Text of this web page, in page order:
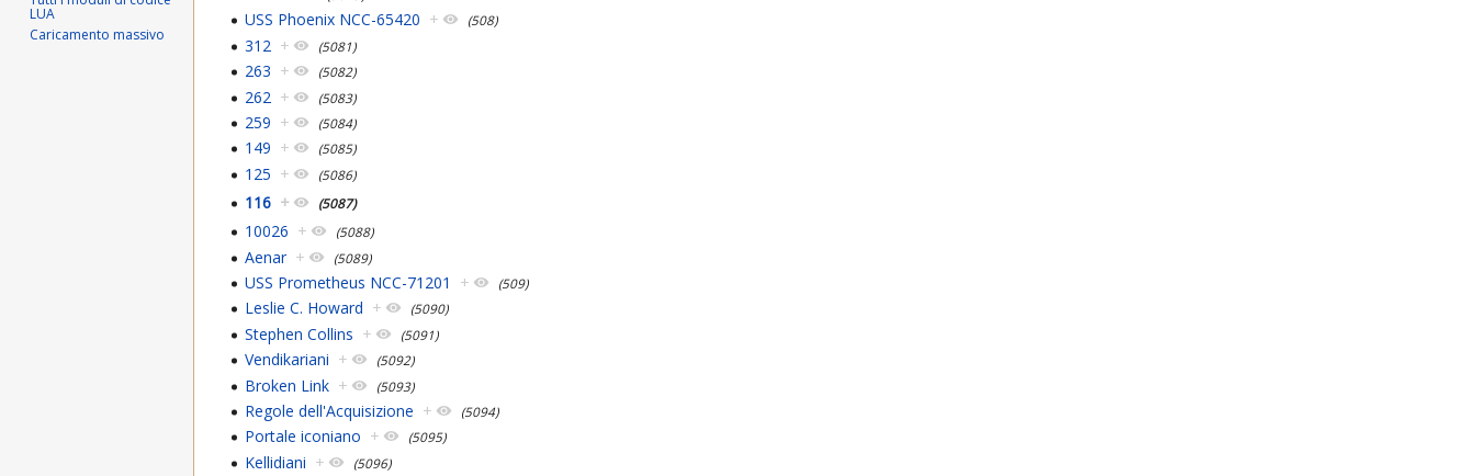
USS Phoenix NCC-65420 + (508)
312 + (5081)
263 + (5082)
262 + (5083)
259 + (5084)
149 + (5085)
125 + (5086)
116 + (5087)
10026 + (5088)
Aenar + (5089)
USS Prometheus NCC-71201 + (509)
Leslie C. Howard + (5090)
Stephen Collins + (5091)
Vendikariani + (5092)
Broken Link + (5093)
Regole dell'Acquisizione + (5094)
Portale iconiano + (5095)
Kellidiani + (5096)
LUA
Caricamento massivo